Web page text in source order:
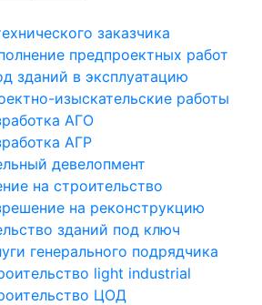
заказчика
предпроектных работ
зданий в эксплуатацию
изыскательские работы
АГО
АГР
девелопмент
на строительство
на реконструкцию
зданий под ключ
генерального подрядчика
light industrial
ЦОД